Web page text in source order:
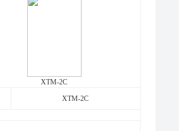
XTM-2C
XTM-2C